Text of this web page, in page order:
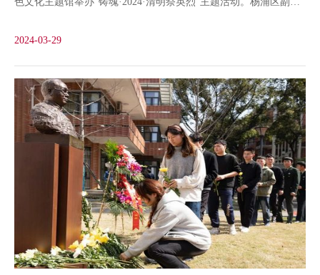
多字的家书（复制件）、回忆文章《我是怎样入党的》《我入党的
始，全体人员手持菊花庄严肃立，神情凝重，队列整齐，合唱国
歌。随后，尚理军旅团国旗护卫队为刘湛恩烈士雕塑敬献花篮，于
洋、盛春整理挽联。全体人员向烈士们悼念默哀，向刘湛恩烈士雕
塑三鞠躬，表达对沪江大学首任华人校长也是抗日战争中唯一被日
伪汉奸杀害的大学校长刘湛恩烈士的缅怀追思，并共同缅怀那些为
国家、为人民英勇献身的革命先烈们，向为中国人民解放和共和国
建设事业英勇献身的革命烈士致以崇高的敬意。学校档案馆向区退
役局崇军馆捐赠刘湛恩烈士证明书复制件，区退役局崇军馆为学校
2024-03-29